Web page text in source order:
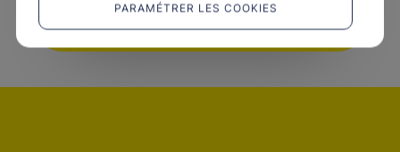
PARAMÉTRER LES COOKIES